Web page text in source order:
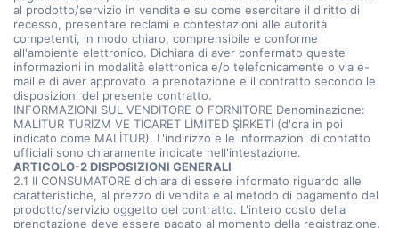
al prodotto/servizio in vendita e su come esercitare il diritto di
recesso, presentare reclami e contestazioni alle autorità
competenti, in modo chiaro, comprensibile e conforme
all'ambiente elettronico. Dichiara di aver confermato queste
informazioni in modalità elettronica e/o telefonicamente o via e-
mail e di aver approvato la prenotazione e il contratto secondo le
disposizioni del presente contratto.
INFORMAZIONI SUL VENDITORE O FORNITORE Denominazione:
MALİTUR TURİZM VE TİCARET LİMİTED ŞİRKETİ (d'ora in poi
indicato come MALİTUR). L'indirizzo e le informazioni di contatto
ufficiali sono chiaramente indicate nell'intestazione.
ARTICOLO-2 DISPOSIZIONI GENERALI
2.1 Il CONSUMATORE dichiara di essere informato riguardo alle
caratteristiche, al prezzo di vendita e al metodo di pagamento del
prodotto/servizio oggetto del contratto. L'intero costo della
prenotazione deve essere pagato al momento della registrazione.